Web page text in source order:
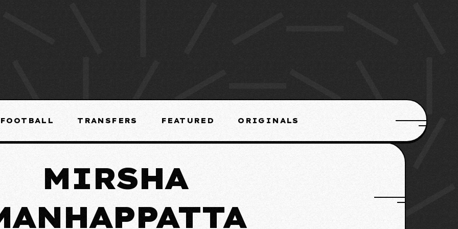
FOOTBALL TRANSFERS FEATURED ORIGINALS
MIRSHA